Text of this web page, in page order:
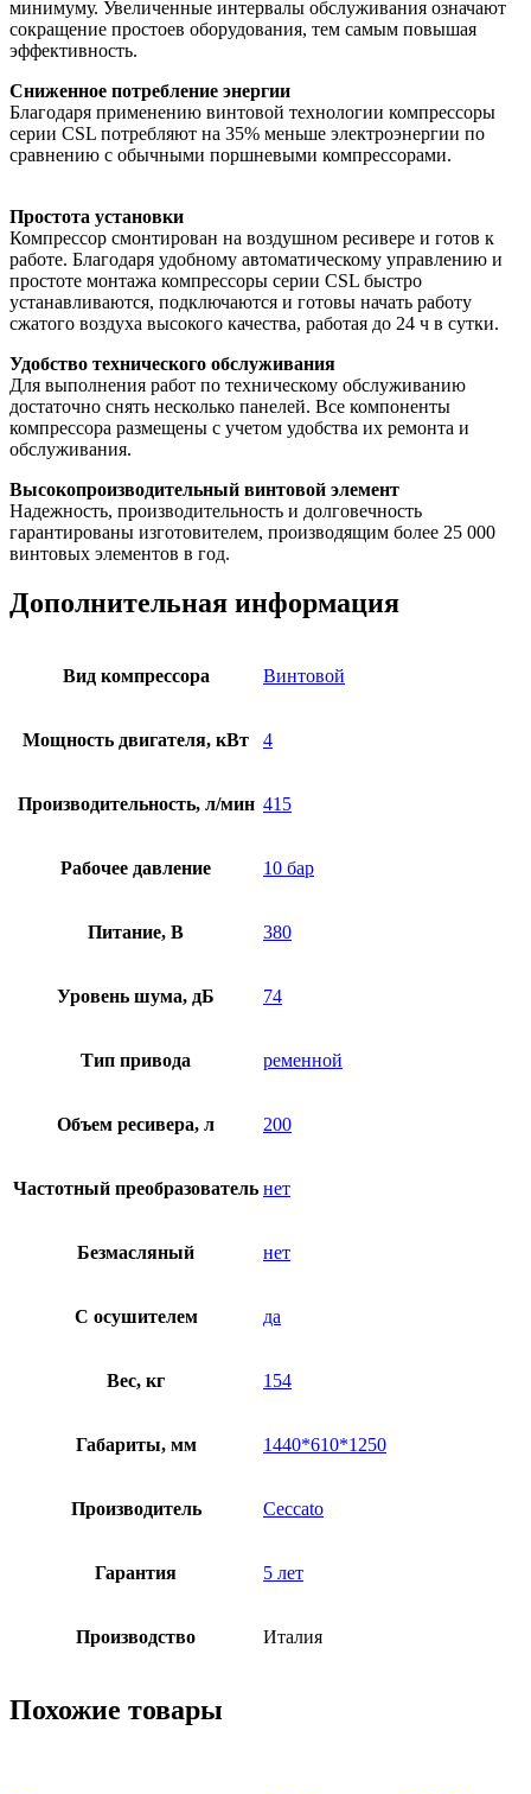
минимуму. Увеличенные интервалы обслуживания означают
сокращение простоев оборудования, тем самым повышая
эффективность.
Сниженное потребление энергии
Благодаря применению винтовой технологии компрессоры
серии CSL потребляют на 35% меньше электроэнергии по
сравнению с обычными поршневыми компрессорами.
Простота установки
Компрессор смонтирован на воздушном ресивере и готов к
работе. Благодаря удобному автоматическому управлению и
простоте монтажа компрессоры серии CSL быстро
устанавливаются, подключаются и готовы начать работу
сжатого воздуха высокого качества, работая до 24 ч в сутки.
Удобство технического обслуживания
Для выполнения работ по техническому обслуживанию
достаточно снять несколько панелей. Все компоненты
компрессора размещены с учетом удобства их ремонта и
обслуживания.
Высокопроизводительный винтовой элемент
Надежность, производительность и долговечность
гарантированы изготовителем, производящим более 25 000
винтовых элементов в год.
Дополнительная информация
Вид компрессора Винтовой
Мощность двигателя, кВт 4
Производительность, л/мин 415
Рабочее давление 10 бар
Питание, В 380
Уровень шума, дБ 74
Тип привода ременной
Объем ресивера, л 200
Частотный преобразователь нет
Безмасляный нет
C осушителем да
Вес, кг 154
Габариты, мм 1440*610*1250
Производитель Ceccato
Гарантия 5 лет
Производство Италия
Похожие товары